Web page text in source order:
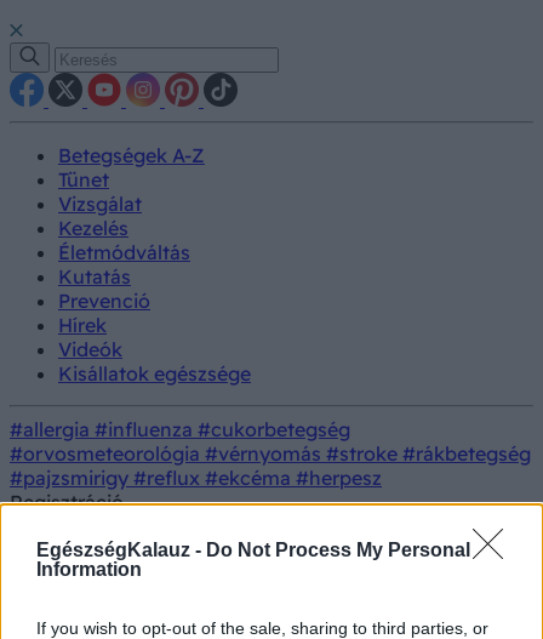
EgészségKalauz - Do Not Process My Personal
Information
If you wish to opt-out of the sale, sharing to third parties, or
Betegségek A-Z
Tünet
Vizsgálat
Kezelés
Életmódváltás
Kutatás
Prevenció
Hírek
Videók
Kisállatok egészsége
#allergia #influenza #cukorbetegség
#orvosmeteorológia #vérnyomás #stroke #rákbetegség
#pajzsmirigy #reflux #ekcéma #herpesz
Regisztráció
Szoptatás és gyógyszerszedés
Szoptatás és gyógyszerszedés